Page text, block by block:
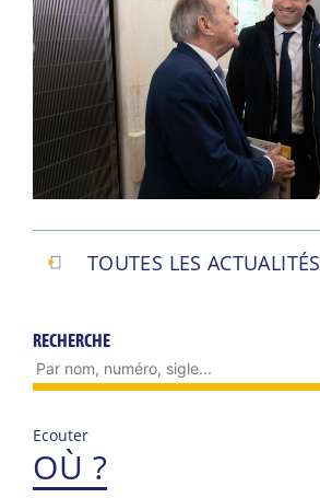
TOUTES LES ACTUALITÉS
RECHERCHE
Ecouter
OÙ ?